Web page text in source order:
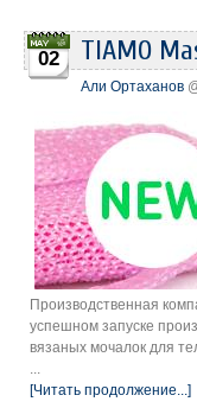
02 TIAMO
Али Ортаханов
Производственная
успешном запуске
вязаных мочалок для
[Читать продолжение...]